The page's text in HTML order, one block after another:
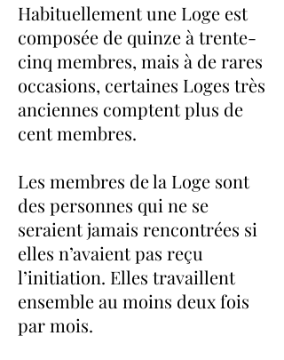
Habituellement une Loge est
composée de quinze à trente-
cinq membres, mais à de rares
occasions, certaines Loges très
anciennes comptent plus de
cent membres.
Les membres de la Loge sont
des personnes qui ne se
seraient jamais rencontrées si
elles n’avaient pas reçu
l’initiation. Elles travaillent
ensemble au moins deux fois
par mois.